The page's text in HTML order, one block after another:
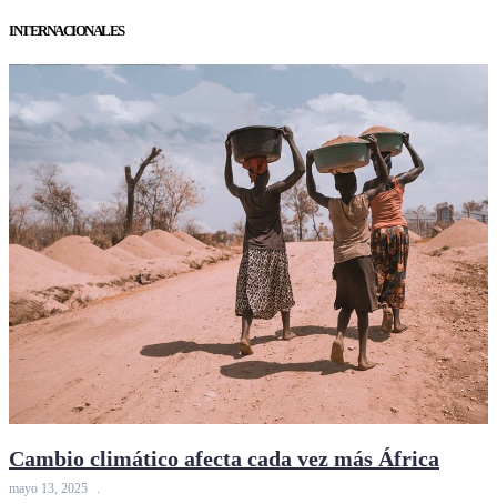
INTERNACIONALES
Cambio climático afecta cada vez más África
mayo 13, 2025